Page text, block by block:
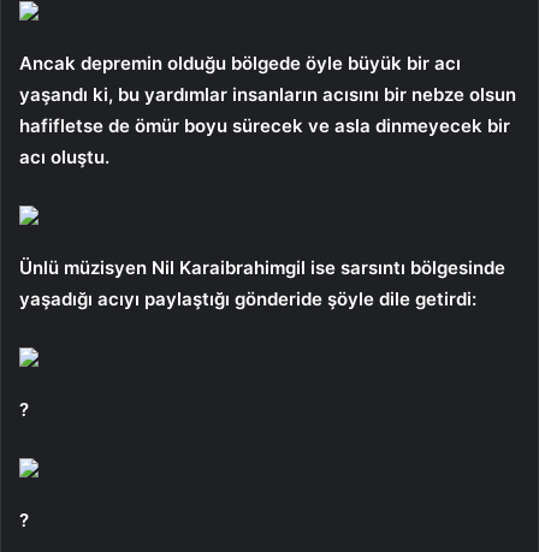
Ancak depremin olduğu bölgede öyle büyük bir acı
yaşandı ki, bu yardımlar insanların acısını bir nebze olsun
hafifletse de ömür boyu sürecek ve asla dinmeyecek bir
acı oluştu.
Ünlü müzisyen Nil Karaibrahimgil ise sarsıntı bölgesinde
yaşadığı acıyı paylaştığı gönderide şöyle dile getirdi:
?
?